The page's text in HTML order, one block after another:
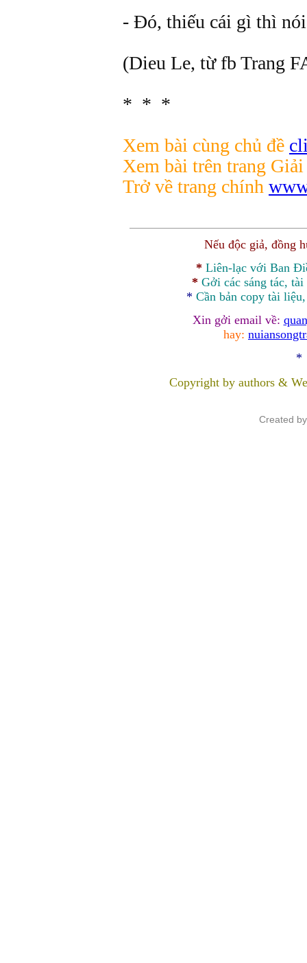
- Đó, thiếu cái gì thì
(Dieu Le, từ fb Trang
* * *
Xem bài cùng chủ đề
Xem bài trên trang
Trở về trang chính
Nếu độc giả, đồng
* Liên-lạc với Ban
* Gởi các sáng tác,
* Cần bản copy tài
Xin gởi email về:
hay:
*
Copyright by authors &
Created